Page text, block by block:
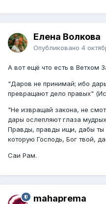
Елена Волкова
Опубликовано 4
А вот ещё что есть в Ветхом
"Даров не принимай; ибо
превращают дело правых"
"Не извращай закона, не
дары ослепляют глаза
Правды, правды ищи, дабы
которую Господь, Бог твой,
Саи Рам.
mahaprema